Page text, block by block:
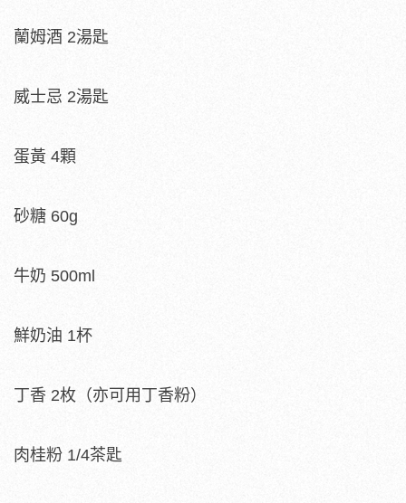
蘭姆酒 2湯匙
威士忌 2湯匙
蛋黃 4顆
砂糖 60g
牛奶 500ml
鮮奶油 1杯
丁香 2枚（亦可用丁香粉）
肉桂粉 1/4茶匙